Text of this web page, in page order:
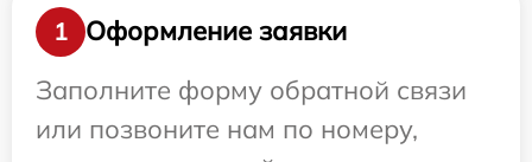
1
Оформление заявки
Заполните форму обратной связи
или позвоните нам по номеру,